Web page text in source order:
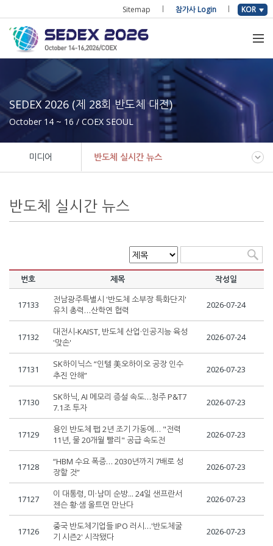
Sitemap 참가사 Login KOR
SEDEX 2026 (제 28회 반도체 대전)
October 14 ~ 16 / COEX SEOUL
미디어 반도체 실시간 뉴스
반도체 실시간 뉴스
번호 제목 작성일
17133
전남광주특별시 '반도체 소부장 특화단지'
유치 총력…산학연 협력
2026-07-24
17132
대전시-KAIST, 반도체 산업·인공지능 육성
'맞손'
2026-07-24
17131
SK하이닉스 “인텔 美오하이오 공장 인수
추진 안해”
2026-07-23
17130
SK하닉, AI 메모리 증설 속도…청주 P&T7
7.1조 투자
2026-07-23
17129
용인 반도체 팹 2년 조기 가동에… "전력
11년, 물 20개월 빨리" 공급 속도전
2026-07-23
17128
“HBM 수요 폭증… 2030년까지 7배로 성
장할 것”
2026-07-23
17127
이 대통령, 미·남미 순방... 24일 샌프란서
젠슨 황·샘 올트먼 만난다
2026-07-23
17126
중국 반도체기업들 IPO 러시…'반도체굴
기 시즌2' 시작됐다
2026-07-23